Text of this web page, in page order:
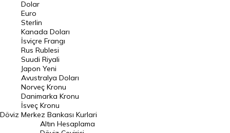
Pound Kuru
Frank Kuru
Riyal Kuru
Avustralya Doları
Danimarka Kronu Kuru
Kanada Doları Kuru
Norveç Kronu Kuru
Döviz
Dolar
Euro
Sterlin
Kanada Doları
İsviçre Frangı
Rus Rublesi
Suudi Riyali
Japon Yeni
Avustralya Doları
Norveç Kronu
Danimarka Kronu
İsveç Kronu
Merkez Bankası Kurlari
Altın Hesaplama